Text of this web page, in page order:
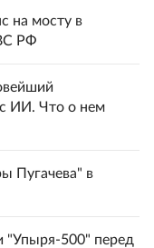
на мосту в
РФ
ИИ. Что о нем
Пугачева" в
"Упыря-500" перед